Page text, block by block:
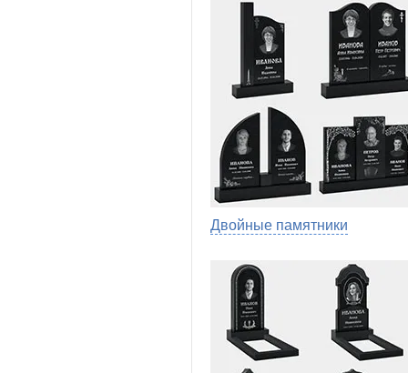
Двойные памятники